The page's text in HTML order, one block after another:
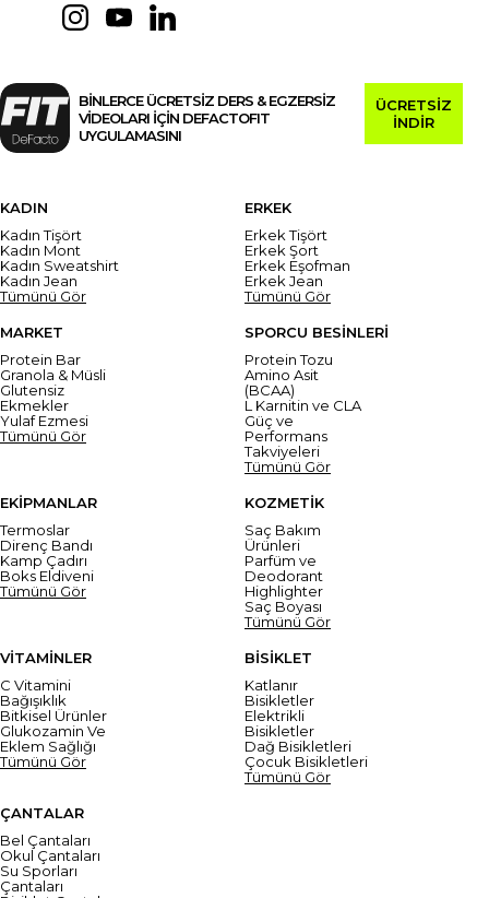
BİNLERCE ÜCRETSİZ DERS & EGZERSİZ
VİDEOLARI İÇİN DEFACTOFIT
UYGULAMASINI
ÜCRETSİZ
İNDİR
KADIN
Kadın Tişört
Kadın Mont
Kadın Sweatshirt
Kadın Jean
Tümünü Gör
ERKEK
Erkek Tişört
Erkek Şort
Erkek Eşofman
Erkek Jean
Tümünü Gör
MARKET
Protein Bar
Granola & Müsli
Glutensiz
Ekmekler
Yulaf Ezmesi
Tümünü Gör
SPORCU BESİNLERİ
Protein Tozu
Amino Asit
(BCAA)
L Karnitin ve CLA
Güç ve
Performans
Takviyeleri
Tümünü Gör
EKİPMANLAR
Termoslar
Direnç Bandı
Kamp Çadırı
Boks Eldiveni
Tümünü Gör
KOZMETİK
Saç Bakım
Ürünleri
Parfüm ve
Deodorant
Highlighter
Saç Boyası
Tümünü Gör
VİTAMİNLER
C Vitamini
Bağışıklık
Bitkisel Ürünler
Glukozamin Ve
Eklem Sağlığı
Tümünü Gör
BİSİKLET
Katlanır
Bisikletler
Elektrikli
Bisikletler
Dağ Bisikletleri
Çocuk Bisikletleri
Tümünü Gör
ÇANTALAR
Bel Çantaları
Okul Çantaları
Su Sporları
Çantaları